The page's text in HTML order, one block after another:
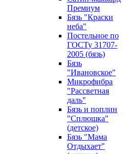
Премиум
Бязь "Краски
неба"
Постельное по
ГОСТу 31707-
2005 (бязь)
Бязь
"Ивановское"
Микрофибра
"Рассветная
даль"
Бязь и поплин
"Сплюшка"
(детское)
Бязь "Мама
Отдыхает"